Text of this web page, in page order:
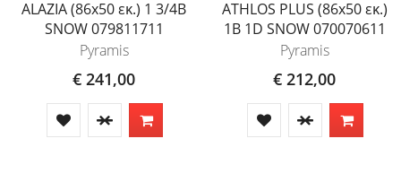
ALAZIA (86x50 εκ.) 1 3/4B
SNOW 079811711
Pyramis
€ 241,00
ATHLOS PLUS (86x50 εκ.)
1B 1D SNOW 070070611
Pyramis
€ 212,00